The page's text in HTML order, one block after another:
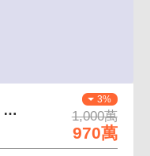
3%
1,000萬
970萬
小資首選邊間景觀 近捷運，平原景觀，三面採光